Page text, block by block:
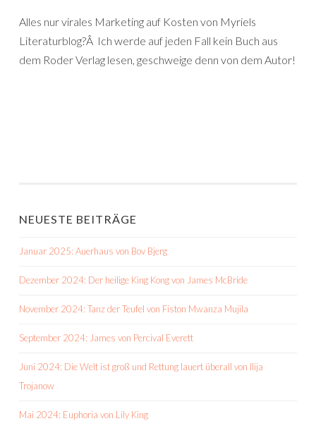
Alles nur virales Marketing auf Kosten von Myriels
Literaturblog?Â Ich werde auf jeden Fall kein Buch aus
dem Roder Verlag lesen, geschweige denn von dem Autor!
NEUESTE BEITRÄGE
Januar 2025: Auerhaus von Bov Bjerg
Dezember 2024: Der heilige King Kong von James McBride
November 2024: Tanz der Teufel von Fiston Mwanza Mujila
September 2024: James von Percival Everett
Juni 2024: Die Welt ist groß und Rettung lauert überall von Ilija
Trojanow
Mai 2024: Euphoria von Lily King